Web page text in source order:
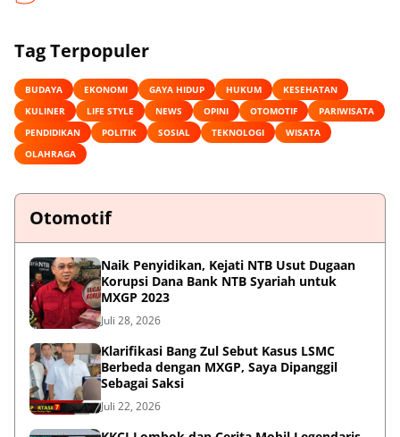
Tag Terpopuler
BUDAYA EKONOMI GAYA HIDUP HUKUM
KESEHATAN
KULINER
LIFE STYLE NEWS OPINI OTOMOTIF
PARIWISATA
PENDIDIKAN
POLITIK SOSIAL TEKNOLOGI
WISATA
OLAHRAGA
Otomotif
Naik Penyidikan, Kejati NTB Usut Dugaan
Korupsi Dana Bank NTB Syariah untuk
MXGP 2023
Juli 28, 2026
Klarifikasi Bang Zul Sebut Kasus LSMC
Berbeda dengan MXGP, Saya Dipanggil
Sebagai Saksi
Juli 22, 2026